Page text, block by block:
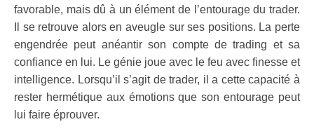
favorable, mais dû à un élément de l’entourage du trader.
Il se retrouve alors en aveugle sur ses positions. La perte
engendrée peut anéantir son compte de trading et sa
confiance en lui. Le génie joue avec le feu avec finesse et
intelligence. Lorsqu’il s’agit de trader, il a cette capacité à
rester hermétique aux émotions que son entourage peut
lui faire éprouver.